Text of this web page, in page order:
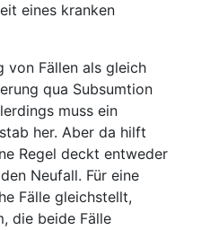
eines kranken
von Fällen als gleich
qua Subsumtion
muss ein
her. Aber da hilft
Regel deckt entweder
Neufall. Für eine
Fälle gleichstellt,
die beide Fälle